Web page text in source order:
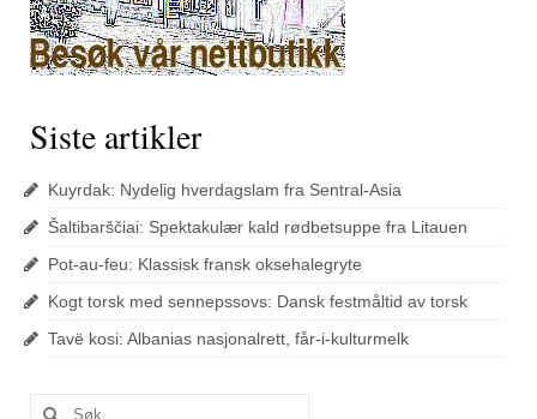
Siste artikler
Kuyrdak: Nydelig hverdagslam fra Sentral-Asia
Šaltibarščiai: Spektakulær kald rødbetsuppe fra Litauen
Pot-au-feu: Klassisk fransk oksehalegryte
Kogt torsk med sennepssovs: Dansk festmåltid av torsk
Tavë kosi: Albanias nasjonalrett, får-i-kulturmelk